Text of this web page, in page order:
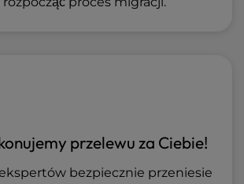
przelewu za Ciebie!
ekspertów bezpiecznie przeniesie